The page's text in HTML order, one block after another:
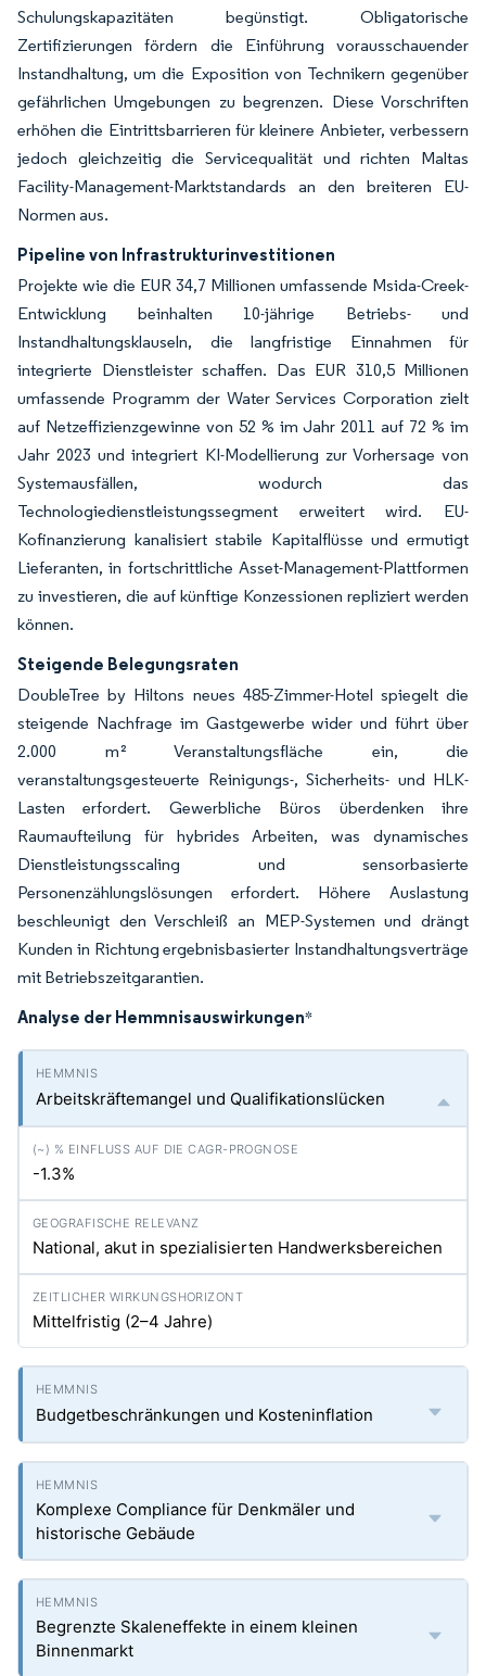
Schulungskapazitäten begünstigt. Obligatorische
Zertifizierungen fördern die Einführung vorausschauender
Instandhaltung, um die Exposition von Technikern gegenüber
gefährlichen Umgebungen zu begrenzen. Diese Vorschriften
erhöhen die Eintrittsbarrieren für kleinere Anbieter, verbessern
jedoch gleichzeitig die Servicequalität und richten Maltas
Facility-Management-Marktstandards an den breiteren EU-
Normen aus.
Pipeline von Infrastrukturinvestitionen
Projekte wie die EUR 34,7 Millionen umfassende Msida-Creek-
Entwicklung beinhalten 10-jährige Betriebs- und
Instandhaltungsklauseln, die langfristige Einnahmen für
integrierte Dienstleister schaffen. Das EUR 310,5 Millionen
umfassende Programm der Water Services Corporation zielt
auf Netzeffizienzgewinne von 52 % im Jahr 2011 auf 72 % im
Jahr 2023 und integriert KI-Modellierung zur Vorhersage von
Systemausfällen, wodurch das
Technologiedienstleistungssegment erweitert wird. EU-
Kofinanzierung kanalisiert stabile Kapitalflüsse und ermutigt
Lieferanten, in fortschrittliche Asset-Management-Plattformen
zu investieren, die auf künftige Konzessionen repliziert werden
können.
Steigende Belegungsraten
DoubleTree by Hiltons neues 485-Zimmer-Hotel spiegelt die
steigende Nachfrage im Gastgewerbe wider und führt über
2.000 m² Veranstaltungsfläche ein, die
veranstaltungsgesteuerte Reinigungs-, Sicherheits- und HLK-
Lasten erfordert. Gewerbliche Büros überdenken ihre
Raumaufteilung für hybrides Arbeiten, was dynamisches
Dienstleistungsscaling und sensorbasierte
Personenzählungslösungen erfordert. Höhere Auslastung
beschleunigt den Verschleiß an MEP-Systemen und drängt
Kunden in Richtung ergebnisbasierter Instandhaltungsverträge
mit Betriebszeitgarantien.
Analyse der Hemmnisauswirkungen*
Arbeitskräftemangel und Qualifikationslücken
-1.3%
National, akut in spezialisierten Handwerksbereichen
Mittelfristig (2–4 Jahre)
Budgetbeschränkungen und Kosteninflation
Komplexe Compliance für Denkmäler und
historische Gebäude
Begrenzte Skaleneffekte in einem kleinen
Binnenmarkt